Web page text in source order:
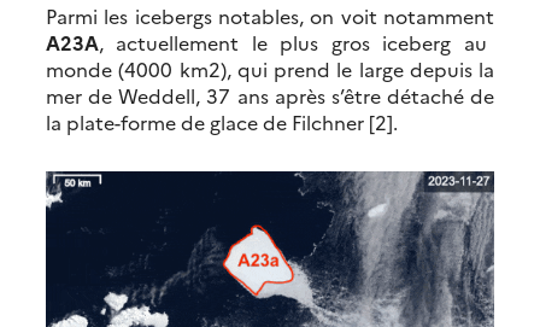
Parmi les icebergs notables, on voit notamment
A23A, actuellement le plus gros iceberg au
monde (4000 km2), qui prend le large depuis la
mer de Weddell, 37 ans après s’être détaché de
la plate-forme de glace de Filchner [2].